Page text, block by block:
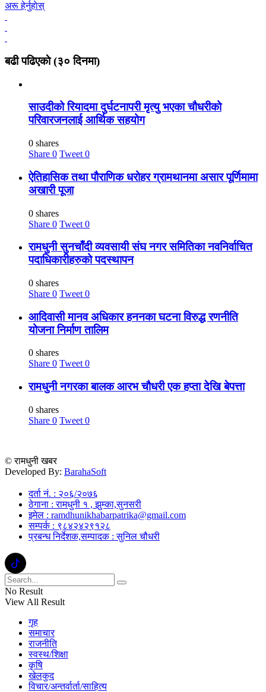
अरू हेर्नुहाेस्
बढी पढिएकाे (३० दिनमा)
साउदीको रियादमा दुर्घटनापरी मृत्यु भएका चौधरीको
परिवारजनलाई आर्थिक सहयोग
0 shares
Share 0 Tweet 0
ऐतिहासिक तथा पौराणिक धरोहर ग्रामथानमा असार पूर्णिमामा
अखारी पूजा
0 shares
Share 0 Tweet 0
रामधुनी सुनचाँदी व्यवसायी संघ नगर समितिका नवनिर्वाचित
पदाधिकारीहरुको पदस्थापन
0 shares
Share 0 Tweet 0
आदिवासी मानव अधिकार हननका घटना विरुद्ध रणनीति
योजना निर्माण तालिम
0 shares
Share 0 Tweet 0
रामधुनी नगरका बालक आरभ चौधरी एक हप्ता देखि बेपत्ता
0 shares
Share 0 Tweet 0
© रामधुनी खबर
Developed By: BarahaSoft
दर्ता नं. : २०६/२०७६
ठेगाना : रामधुनी १ , झुम्का,सुनसरी
इमेल : ramdhunikhabarpatrika@gmail.com
सम्पर्क : ९८४२४२९१२८
प्रबन्ध निर्देशक,सम्पादक : सुनिल चौधरी
No Result
View All Result
गृह
समाचार
राजनीति
स्वस्थ/शिक्षा
कृषि
खेलकुद
विचार/अन्तर्वार्ता/साहित्य